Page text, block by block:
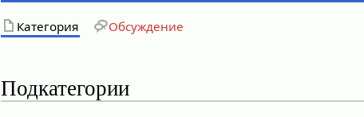
Категория Обсуждение
Подкатегории